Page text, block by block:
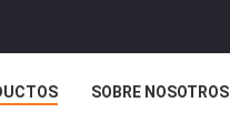
SOBRE NOSOTROS